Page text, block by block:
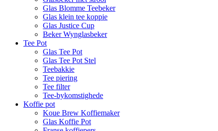
Glas Blomme Teebeker
Glas klein tee koppie
Glas Justice Cup
Beker Wynglasbeker
Tee Pot
Glas Tee Pot
Glas Tee Pot Stel
Teebakkie
Tee piering
Tee filter
Tee-bykomstighede
Koffie pot
Koue Brew Koffiemaker
Glas Koffie Pot